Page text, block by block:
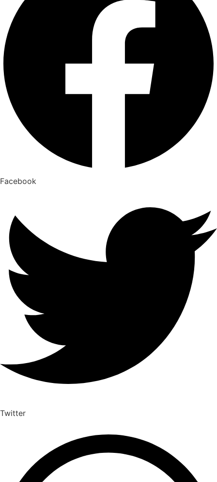
Facebook
Twitter